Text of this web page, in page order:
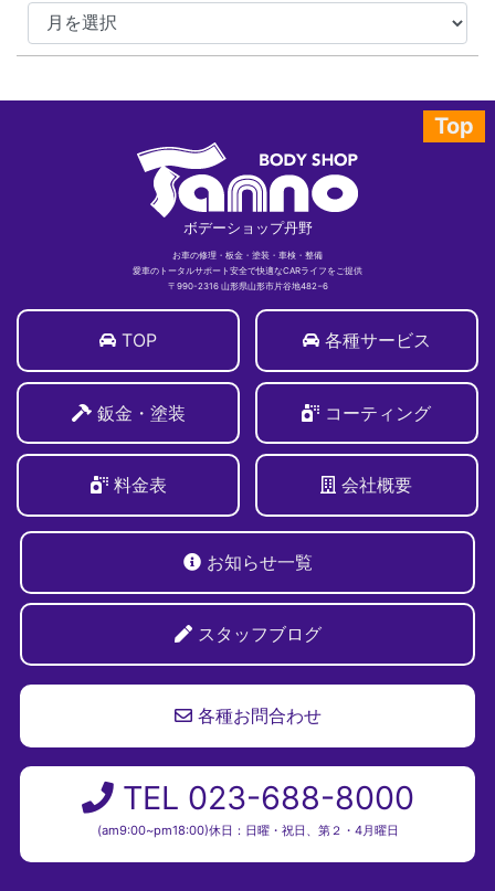
Top
ボデーショップ丹野
お車の修理・板金・塗装・車検・整備
愛車のトータルサポート安全で快適なCARライフをご提供
〒990-2316 山形県山形市片谷地482−6
TOP 各種サービス
鈑金・塗装 コーティング
料金表 会社概要
お知らせ一覧
スタッフブログ
各種お問合わせ
TEL 023-688-8000
(am9:00~pm18:00)休日：日曜・祝日、第２・4月曜日